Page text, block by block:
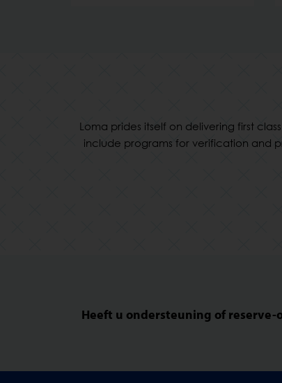
Loma prides itself on delivering first
include programs for verification and
Heeft u ondersteuning of